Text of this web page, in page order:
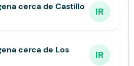
cerca de Castillo
IR
cerca de Los
IR